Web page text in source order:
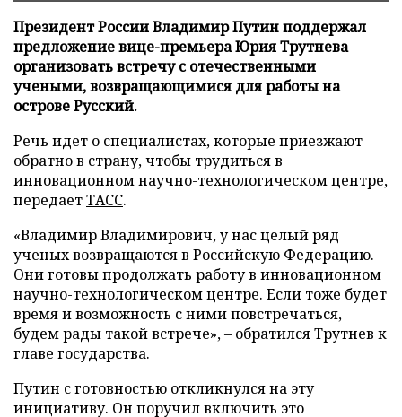
Президент России Владимир Путин поддержал
предложение вице-премьера Юрия Трутнева
организовать встречу с отечественными
учеными, возвращающимися для работы на
острове Русский.
Речь идет о специалистах, которые приезжают
обратно в страну, чтобы трудиться в
инновационном научно-технологическом центре,
передаетТАСС.
«Владимир Владимирович, у нас целый ряд
ученых возвращаются в Российскую Федерацию.
Они готовы продолжать работу в инновационном
научно-технологическом центре. Если тоже будет
время и возможность с ними повстречаться,
будем рады такой встрече», – обратился Трутнев к
главе государства.
Путин с готовностью откликнулся на эту
инициативу. Он поручил включить это